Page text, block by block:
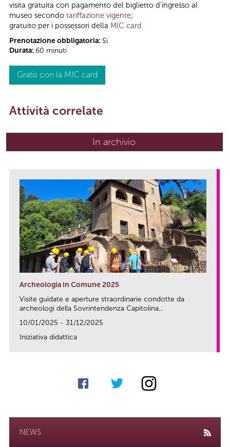
visita gratuita con pagamento del biglietto d’ingresso al
museo secondo tariffazione vigente;
gratuito per i possessori della MIC card
Prenotazione obbligatoria: Sì
Durata: 60 minuti
Gratis con la MIC card
Attività correlate
In archivio
Archeologia in Comune 2025
Visite guidate e aperture straordinarie condotte da
archeologi della Sovrintendenza Capitolina...
10/01/2025 - 31/12/2025
Iniziativa didattica
NEWS